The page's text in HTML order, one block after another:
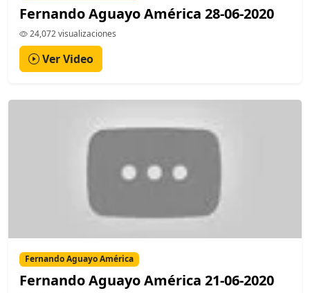
Fernando Aguayo América 28-06-2020
24,072 visualizaciones
Ver Video
Fernando Aguayo América
Fernando Aguayo América 21-06-2020